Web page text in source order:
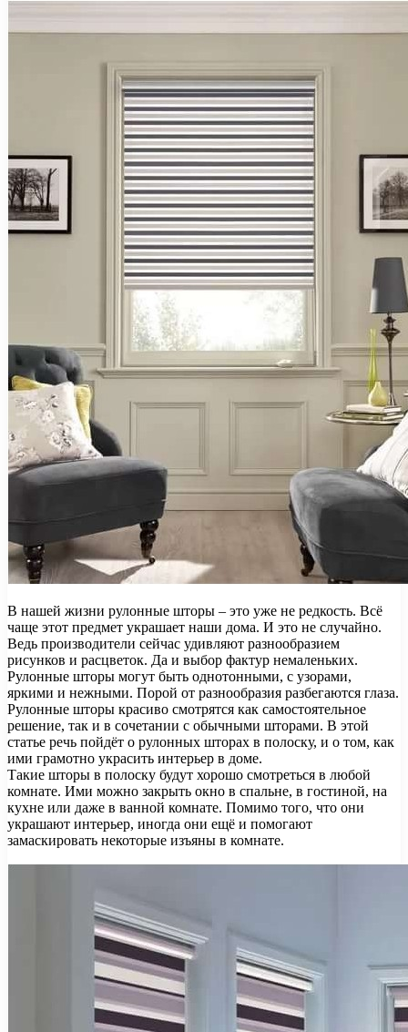
В нашей жизни рулонные шторы – это уже не редкость. Всё
чаще этот предмет украшает наши дома. И это не случайно.
Ведь производители сейчас удивляют разнообразием
рисунков и расцветок. Да и выбор фактур немаленьких.
Рулонные шторы могут быть однотонными, с узорами,
яркими и нежными. Порой от разнообразия разбегаются глаза.
Рулонные шторы красиво смотрятся как самостоятельное
решение, так и в сочетании с обычными шторами. В этой
статье речь пойдёт о рулонных шторах в полоску, и о том, как
ими грамотно украсить интерьер в доме.
Такие шторы в полоску будут хорошо смотреться в любой
комнате. Ими можно закрыть окно в спальне, в гостиной, на
кухне или даже в ванной комнате. Помимо того, что они
украшают интерьер, иногда они ещё и помогают
замаскировать некоторые изъяны в комнате.